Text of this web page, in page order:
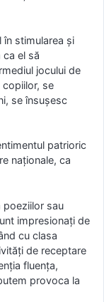
în stimularea și
el să
jocului de
copiilor, se
se însușesc
patrioric
naţionale, ca
poeziilor sau
impresionați de
cu clasa
de receptare
fluența,
provoca la